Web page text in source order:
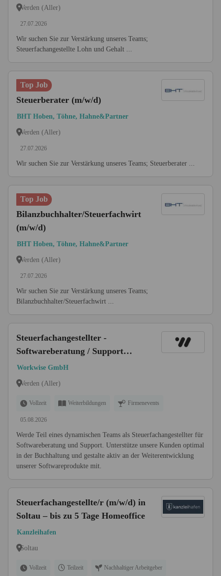
Verden (Aller)
27.07.2026
Wir suchen Sie zur Verstärkung unseres Teams;
Steuerfachangestellte Lohn und Gehalt ...
Top Job
Steuerberater (m/w/d)
BHT Hoben, Töhne, Hahne&Partner
Verden (Aller)
27.07.2026
Wir suchen Sie zur Verstärkung unseres Teams; Steuerberater ...
Top Job
Bilanzbuchhalter/Steuerfachwirt
(m/w/d)
BHT Hoben, Töhne, Hahne&Partner
Verden (Aller)
27.07.2026
Wir suchen Sie zur Verstärkung unseres Teams;
Bilanzbuchhalter/Steuerfachwirt ...
Steuerfachangestellter -
Softwareberatung / Support
(m/w/d)
Workwise GmbH
Verden (Aller)
Vollzeit Weiterbildungen Firmenevents
05.08.2026
Werde Teil eines dynamischen Teams als Steuerfachangestellter für
Softwareberatung und Support. Unterstütze unsere Kunden optimal
in der Buchhaltung und gestalte aktiv an der Weiterentwicklung
unserer Softwareprodukte mit.
Steuerfachangestellte/r (m/w/d) in
Soltau – bis zu 5 Tage Homeoffice
Kanzleihafen
Soltau
Vollzeit Teilzeit Nachhaltiger Arbeitgeber